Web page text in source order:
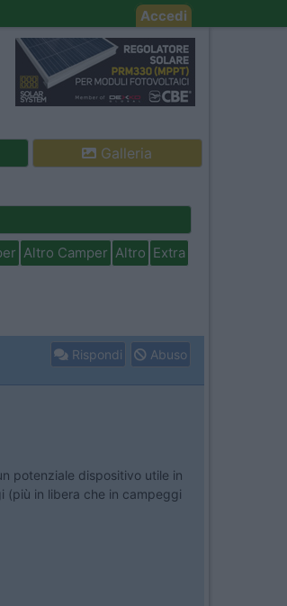
Accedi
Galleria
Altro Camper Altro Extra
Rispondi Abuso
potenziale dispositivo utile in
(più in libera che in campeggi